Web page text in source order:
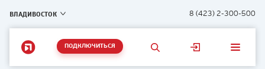
ВЛАДИВОСТОК 8 (423) 2-300-500
ПОДКЛЮЧИТЬСЯ